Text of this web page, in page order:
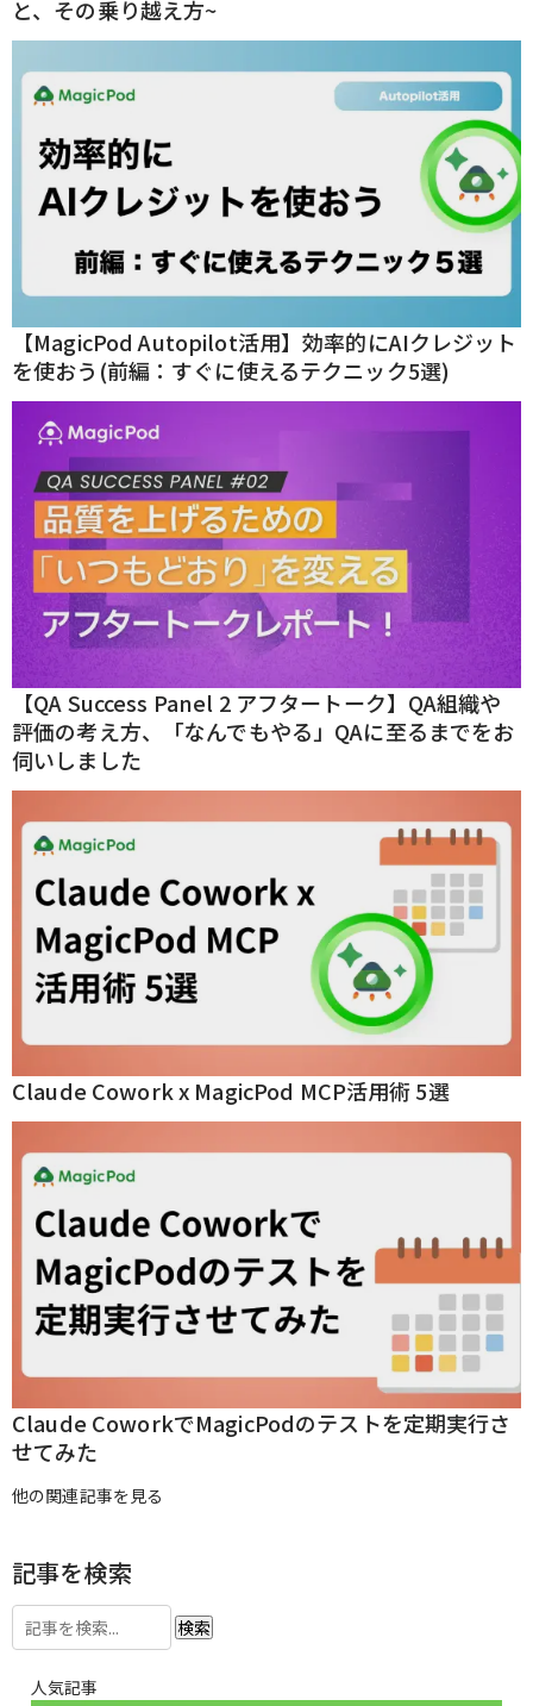
と、その乗り越え方~
【MagicPod Autopilot活用】効率的にAIクレジット
を使おう(前編：すぐに使えるテクニック5選)
【QA Success Panel 2 アフタートーク】QA組織や
評価の考え方、「なんでもやる」QAに至るまでをお
伺いしました
Claude Cowork x MagicPod MCP活用術 5選
Claude CoworkでMagicPodのテストを定期実行さ
せてみた
他の関連記事を見る
記事を検索
検索
人気記事